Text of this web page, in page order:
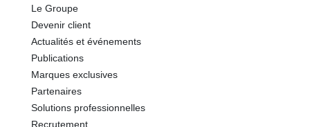
Fibres
Protéines
Sel
Le Groupe
Devenir client
Actualités et événements
Publications
Marques exclusives
Partenaires
Solutions professionnelles
Recrutement